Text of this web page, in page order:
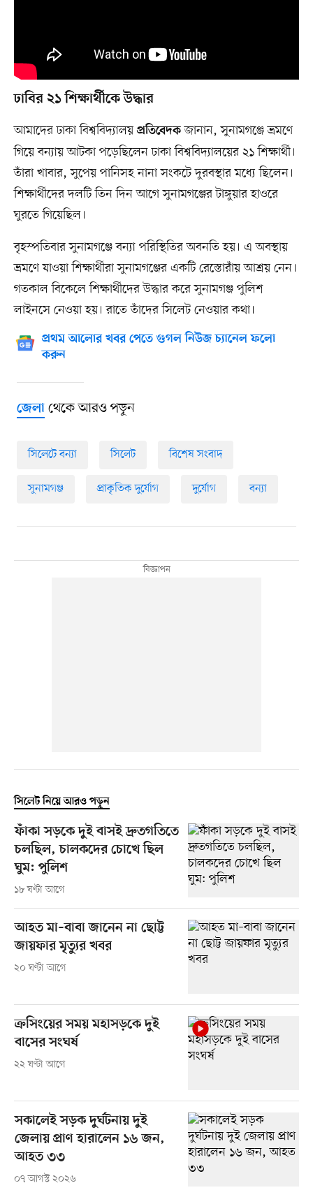
ঢাবির ২১ শিক্ষার্থীকে উদ্ধার
আমাদের ঢাকা বিশ্ববিদ্যালয় প্রতিবেদকজানান, সুনামগঞ্জে ভ্রমণে
গিয়ে বন্যায় আটকা পড়েছিলেন ঢাকা বিশ্ববিদ্যালয়ের ২১ শিক্ষার্থী।
তাঁরা খাবার, সুপেয় পানিসহ নানা সংকটে দুরবস্থার মধ্যে ছিলেন।
শিক্ষার্থীদের দলটি তিন দিন আগে সুনামগঞ্জের টাঙ্গুয়ার হাওরে
ঘুরতে গিয়েছিল।
বৃহস্পতিবার সুনামগঞ্জে বন্যা পরিস্থিতির অবনতি হয়। এ অবস্থায়
ভ্রমণে যাওয়া শিক্ষার্থীরা সুনামগঞ্জের একটি রেস্তোরাঁয় আশ্রয় নেন।
গতকাল বিকেলে শিক্ষার্থীদের উদ্ধার করে সুনামগঞ্জ পুলিশ
লাইনসে নেওয়া হয়। রাতে তাঁদের সিলেট নেওয়ার কথা।
প্রথম আলোর খবর পেতে গুগল নিউজ চ্যানেল ফলো
করুন
জেলাথেকে আরও পড়ুন
সিলেটে বন্যা সিলেট বিশেষ সংবাদ
সুনামগঞ্জ প্রাকৃতিক দুর্যোগ দুর্যোগ বন্যা
সিলেট নিয়ে আরও পড়ুন
ফাঁকা সড়কে দুই বাসই দ্রুতগতিতে
চলছিল, চালকদের চোখে ছিল
ঘুম: পুলিশ
১৮ ঘণ্টা আগে
আহত মা–বাবা জানেন না ছোট্ট
জায়ফার মৃত্যুর খবর
২০ ঘণ্টা আগে
ক্রসিংয়ের সময় মহাসড়কে দুই
বাসের সংঘর্ষ
২২ ঘণ্টা আগে
সকালেই সড়ক দুর্ঘটনায় দুই
জেলায় প্রাণ হারালেন ১৬ জন,
আহত ৩৩
০৭ আগস্ট ২০২৬